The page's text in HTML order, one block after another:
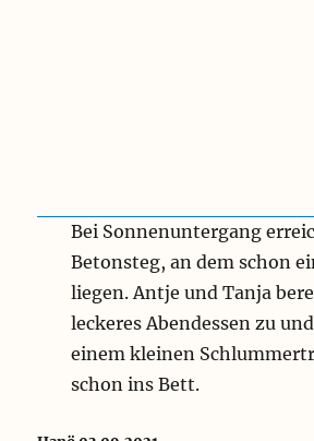
Bei Sonnenuntergang
Betonsteg, an dem schon
liegen. Antje und Tanja
leckeres Abendessen zu
einem kleinen
schon ins Bett.